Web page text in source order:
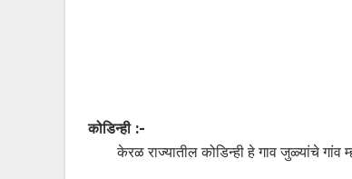
कोडिन्ही :-
केरळ राज्यातील कोडिन्ही हे गाव जुळ्यांचे